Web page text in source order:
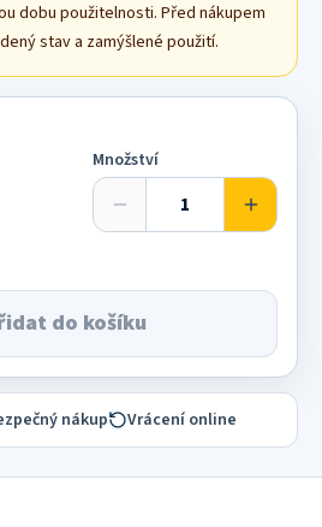
dobu použitelnosti. Před nákupem
stav a zamýšlené použití.
Množství
do košíku
nákup Vrácení online